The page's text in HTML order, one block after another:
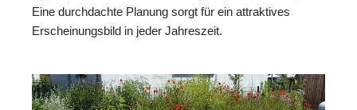
Eine durchdachte Planung sorgt für ein attraktives
Erscheinungsbild in jeder Jahreszeit.